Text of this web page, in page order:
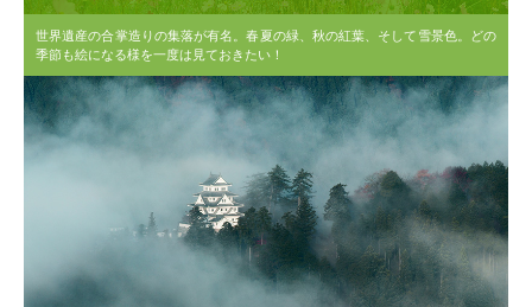
世界遺産の合掌造りの集落が有名。春夏の緑、秋の紅葉、そして雪景色。どの
季節も絵になる様を一度は見ておきたい！